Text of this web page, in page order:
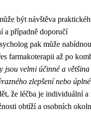
být návštěva
a případně doporučí
pak může
farmakoterapii až po
jsou velmi účinné a
zlepšení nebo
že léčba je individuální a
obtíží a osobních